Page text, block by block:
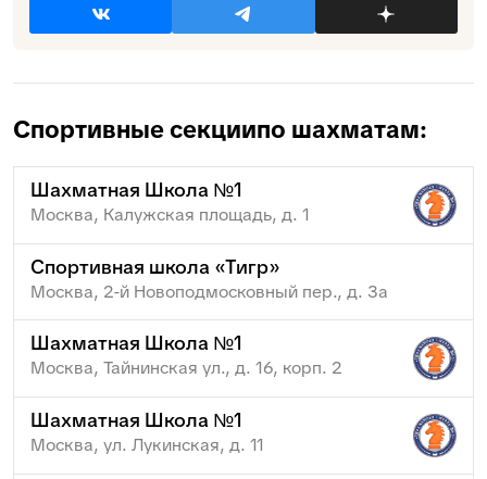
Спортивные секциипо шахматам:
Шахматная Школа №1
Москва, Калужская площадь, д. 1
Спортивная школа «Тигр»
Москва, 2-й Новоподмосковный пер., д. 3а
Шахматная Школа №1
Москва, Тайнинская ул., д. 16, корп. 2
Шахматная Школа №1
Москва, ул. Лукинская, д. 11